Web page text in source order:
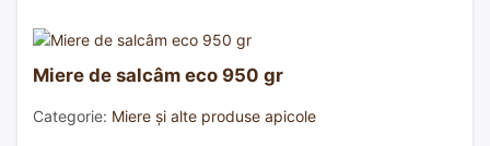
Miere de salcâm eco 950 gr
Categorie: Miere și alte produse apicole